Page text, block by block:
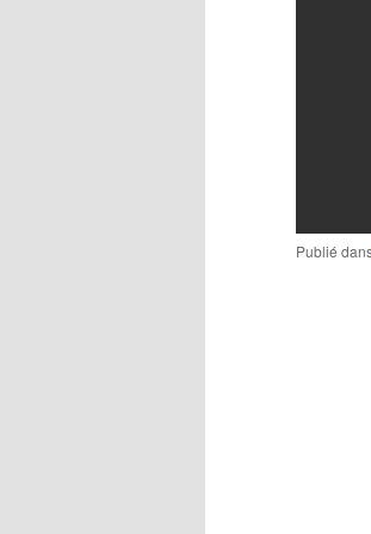
Publié